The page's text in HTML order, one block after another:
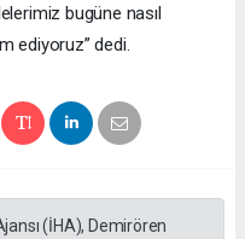
bugüne nasıl
ediyoruz” dedi.
(İHA), Demirören